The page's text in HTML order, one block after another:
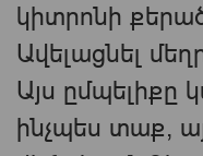
կիտրոնի
Ավելացնել
Այս ըմպելիքը
ինչպես տաք,